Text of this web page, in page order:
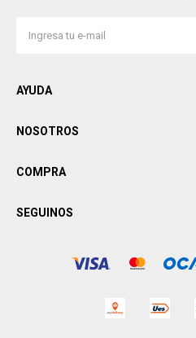
AYUDA
NOSOTROS
COMPRA
SEGUINOS